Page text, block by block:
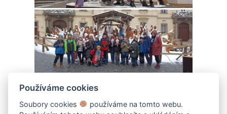
Používáme cookies
Soubory cookies
používáme na tomto webu.